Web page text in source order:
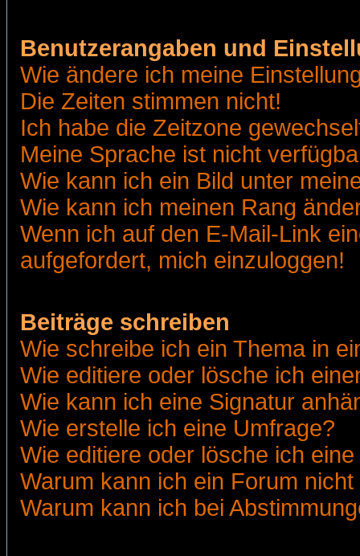
Benutzerangaben und
Wie ändere ich meine
Die Zeiten stimmen nicht!
Ich habe die Zeitzone
Meine Sprache ist nicht
Wie kann ich ein Bild unter
Wie kann ich meinen Rang
Wenn ich auf den E-Mail-Link
aufgefordert, mich einzuloggen!
Beiträge schreiben
Wie schreibe ich ein Thema in
Wie editiere oder lösche ich
Wie kann ich eine Signatur
Wie erstelle ich eine Umfrage?
Wie editiere oder lösche ich
Warum kann ich ein Forum
Warum kann ich bei